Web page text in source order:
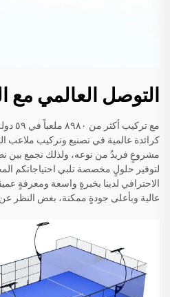
التوصل العالمي مع
مع
كرائدة عالمية في تصنيع وتركيب ملاعب
مشروعٍ فريدٌ من نوعه، ولذلك نجمع بين
لتوفير حلولٍ مخصصة تلبي احتياجاتكم
الاحترافي لدينا بخبرةٍ واسعة ومعرفةٍ
عالية وبأعلى جودةٍ ممكنة، بغض النظر